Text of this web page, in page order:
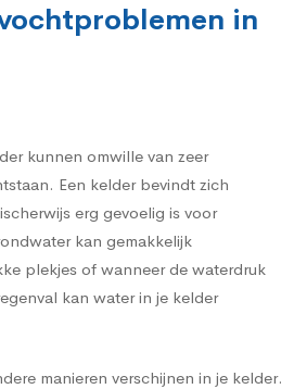
in
kunnen omwille van zeer
Een kelder bevindt zich
erg gevoelig is voor
kan gemakkelijk
plekjes of wanneer de waterdruk
kan water in je kelder
manieren verschijnen in je kelder.